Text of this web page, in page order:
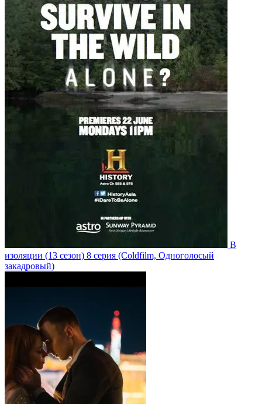
В
изоляции (13 сезон) 8 серия (Coldfilm, Одноголосый
закадровый)